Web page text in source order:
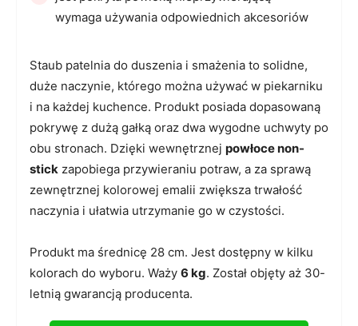
Staub patelnia do duszenia i smażenia to solidne,
duże naczynie, którego można używać w piekarniku
i na każdej kuchence. Produkt posiada dopasowaną
pokrywę z dużą gałką oraz dwa wygodne uchwyty po
obu stronach. Dzięki wewnętrznej powłoce non-
stick zapobiega przywieraniu potraw, a za sprawą
zewnętrznej kolorowej emalii zwiększa trwałość
naczynia i ułatwia utrzymanie go w czystości.
Produkt ma średnicę 28 cm. Jest dostępny w kilku
kolorach do wyboru. Waży 6 kg. Został objęty aż 30-
letnią gwarancją producenta.
wymaga używania odpowiednich akcesoriów